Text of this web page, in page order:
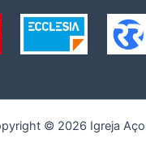
© 2026 Igreja